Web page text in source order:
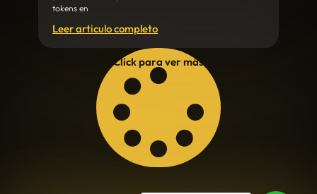
tokens en
Leer articulo completo
Click para ver más